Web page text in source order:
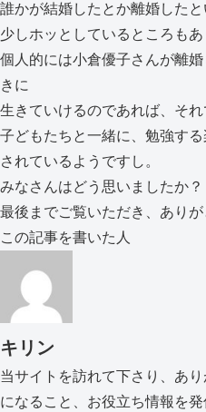
誰かが結婚したとか離婚した
少しホッとしているところもあ
個人的には小倉優子さんが離
きに
生きていけるのであれば、それ
子どもたちと一緒に、勉強す
されているようですし。
みなさんはどう思いましたか？
最後までご覧いただき、ありが
この記事を書いた人
キリン
当サイトを訪れて下さり、あ
になること、お役立ち情報を